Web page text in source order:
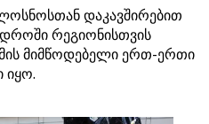
დაკავშირებით
რეგიონისთვის
მიმწოდებელი ერთ-ერთი
იყო.